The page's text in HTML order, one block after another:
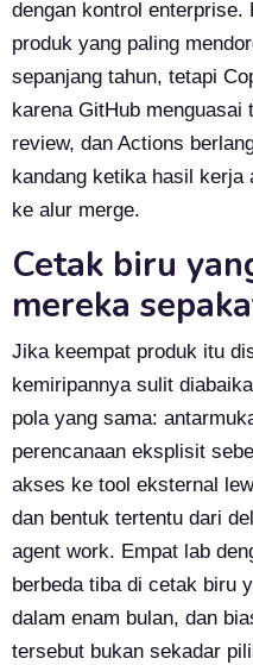
dengan kontrol
produk yang paling
sepanjang tahun, tetapi
karena GitHub
review, dan Actions
kandang ketika hasil
ke alur merge.
Cetak biru
mereka
Jika keempat produk itu
kemiripannya sulit
pola yang sama:
perencanaan eksplisit
akses ke tool eksternal
dan bentuk tertentu dari
agent work. Empat lab
berbeda tiba di cetak biru
dalam enam bulan, dan
tersebut bukan sekadar